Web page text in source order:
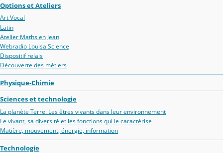
Options et Ateliers
Art Vocal
Latin
Atelier Maths en Jean
Webradio Louisa Science
Dispositif relais
Découverte des métiers
Physique-Chimie
Sciences et technologie
La planète Terre. Les êtres vivants dans leur environnement
Le vivant, sa diversité et les fonctions qui le caractérise
Matière, mouvement, énergie, information
Technologie